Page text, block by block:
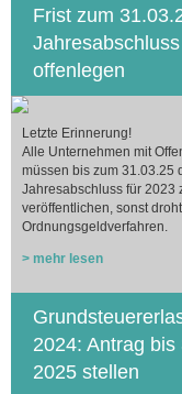
Frist zum
offenlegen
Letzte Erinnerung!
Alle Unternehmen mit
müssen bis zum 31.03.25
Jahresabschluss für 2023
veröffentlichen, sonst
Ordnungsgeldverfahren.
> mehr lesen
2024: Antrag bis
2025 stellen